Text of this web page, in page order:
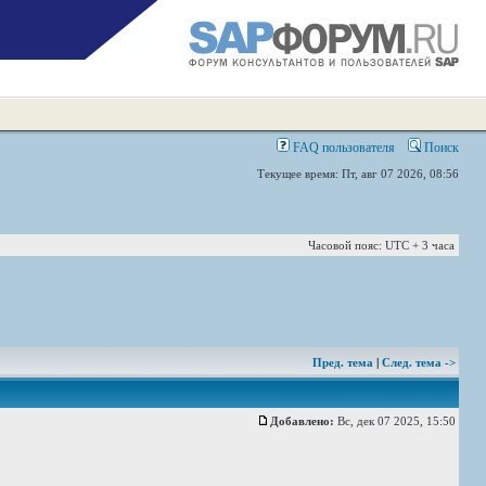
FAQ пользователя Поиск
Текущее время: Пт, авг 07 2026, 08:56
Часовой пояс: UTC + 3 часа
Пред. тема | След. тема ->
Добавлено: Вс, дек 07 2025, 15:50